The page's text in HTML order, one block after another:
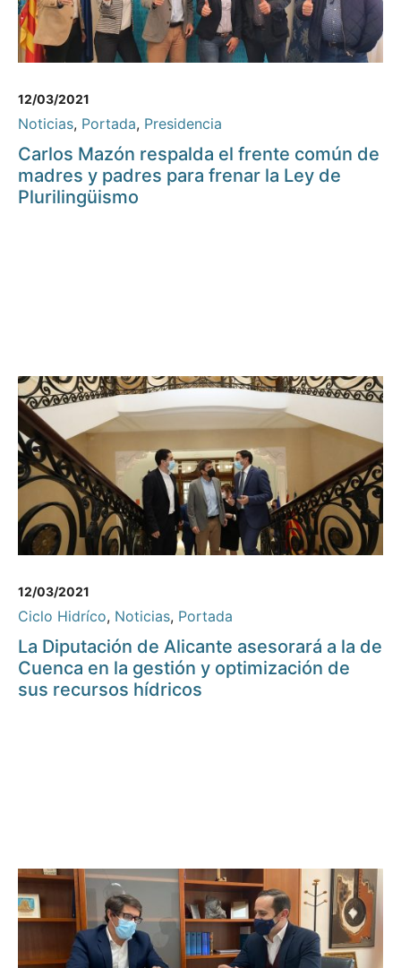
12/03/2021
Noticias, Portada, Presidencia
Carlos Mazón respalda el frente común de
madres y padres para frenar la Ley de
Plurilingüismo
12/03/2021
Ciclo Hidríco, Noticias, Portada
La Diputación de Alicante asesorará a la de
Cuenca en la gestión y optimización de
sus recursos hídricos